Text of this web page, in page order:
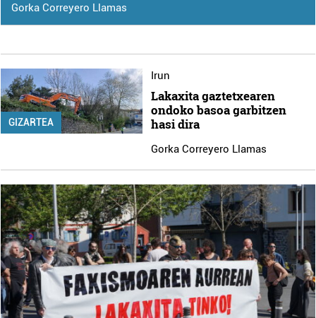
Gorka Correyero Llamas
GIZARTEA
Irun
Lakaxita gaztetxearen
ondoko basoa garbitzen
hasi dira
Gorka Correyero Llamas